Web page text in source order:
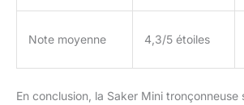
Note moyenne 4,3/5 étoiles
En conclusion, la Saker Mini